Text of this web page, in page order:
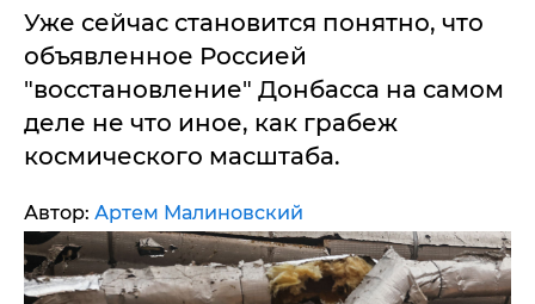
Уже сейчас становится понятно, что
объявленное Россией
"восстановление" Донбасса на самом
деле не что иное, как грабеж
космического масштаба.
Автор: Артем Малиновский